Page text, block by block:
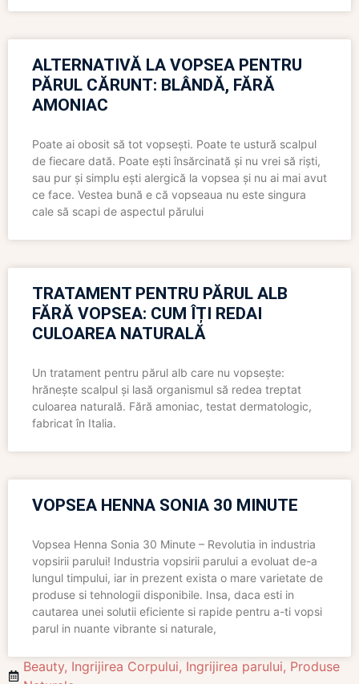
ALTERNATIVĂ LA VOPSEA PENTRU
PĂRUL CĂRUNT: BLÂNDĂ, FĂRĂ
AMONIAC
Poate ai obosit să tot vopsești. Poate te ustură scalpul
de fiecare dată. Poate ești însărcinată și nu vrei să riști,
sau pur și simplu ești alergică la vopsea și nu ai mai avut
ce face. Vestea bună e că vopseaua nu este singura
cale să scapi de aspectul părului
TRATAMENT PENTRU PĂRUL ALB
FĂRĂ VOPSEA: CUM ÎȚI REDAI
CULOAREA NATURALĂ
Un tratament pentru părul alb care nu vopsește:
hrănește scalpul și lasă organismul să redea treptat
culoarea naturală. Fără amoniac, testat dermatologic,
fabricat în Italia.
VOPSEA HENNA SONIA 30 MINUTE
Vopsea Henna Sonia 30 Minute – Revolutia in industria
vopsirii parului! Industria vopsirii parului a evoluat de-a
lungul timpului, iar in prezent exista o mare varietate de
produse si tehnologii disponibile. Insa, daca esti in
cautarea unei solutii eficiente si rapide pentru a-ti vopsi
parul in nuante vibrante si naturale,
Beauty, Ingrijirea Corpului, Ingrijirea parului, Produse